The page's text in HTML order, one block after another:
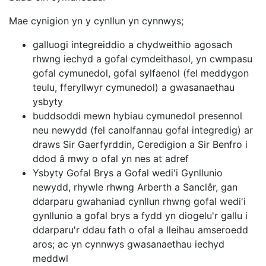
Mae cynigion yn y cynllun yn cynnwys;
galluogi integreiddio a chydweithio agosach
rhwng iechyd a gofal cymdeithasol, yn cwmpasu
gofal cymunedol, gofal sylfaenol (fel meddygon
teulu, fferyllwyr cymunedol) a gwasanaethau
ysbyty
buddsoddi mewn hybiau cymunedol presennol
neu newydd (fel canolfannau gofal integredig) ar
draws Sir Gaerfyrddin, Ceredigion a Sir Benfro i
ddod â mwy o ofal yn nes at adref
Ysbyty Gofal Brys a Gofal wedi'i Gynllunio
newydd, rhywle rhwng Arberth a Sanclêr, gan
ddarparu gwahaniad cynllun rhwng gofal wedi'i
gynllunio a gofal brys a fydd yn diogelu'r gallu i
ddarparu'r ddau fath o ofal a lleihau amseroedd
aros; ac yn cynnwys gwasanaethau iechyd
meddwl